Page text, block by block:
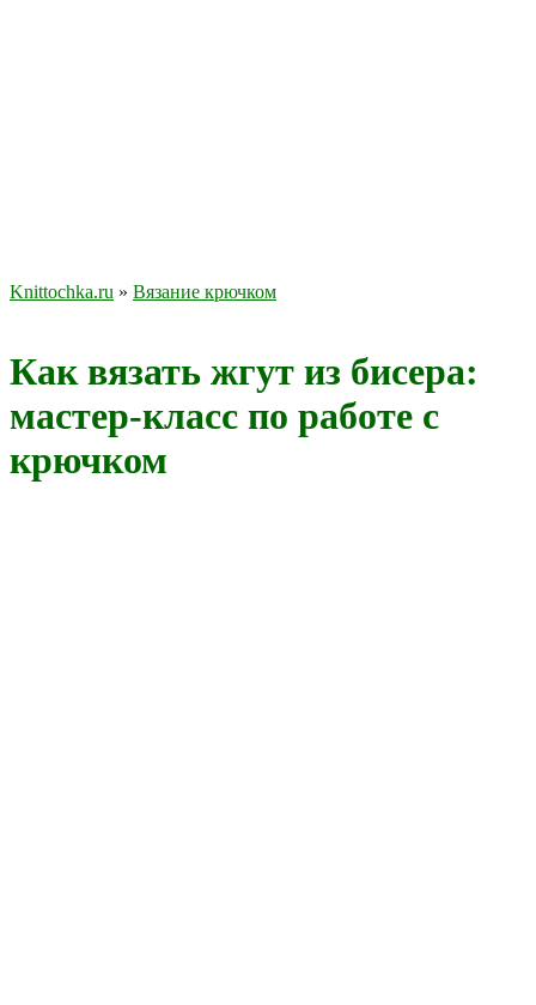
Knittochka.ru » Вязание крючком
Как вязать жгут из бисера:
мастер-класс по работе с
крючком